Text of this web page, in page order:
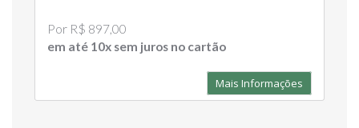
Por R$ 897,00
em até 10x sem juros no cartão
Mais Informações